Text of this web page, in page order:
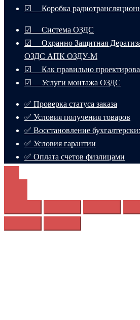
☑ Коробка
☑ Система ОЗДС
☑ Охранно Защитная
ОЗДС АПК ОЗДУ-М
☑ Как правильно
☑ Услуги монтажа ОЗДС
✅ Проверка статуса заказа
✅ Условия получения товаров
✅ Восстановление
✅ Условия гарантии
✅ Оплата счетов физлицами